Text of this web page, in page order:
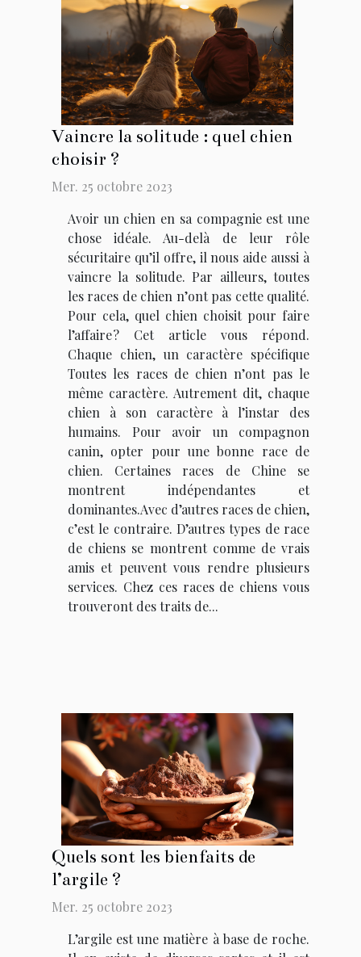
Vaincre la solitude : quel chien
choisir ?
Mer. 25 octobre 2023
Avoir un chien en sa compagnie est une
chose idéale. Au-delà de leur rôle
sécuritaire qu’il offre, il nous aide aussi à
vaincre la solitude. Par ailleurs, toutes
les races de chien n’ont pas cette qualité.
Pour cela, quel chien choisit pour faire
l’affaire ? Cet article vous répond.
Chaque chien, un caractère spécifique
Toutes les races de chien n’ont pas le
même caractère. Autrement dit, chaque
chien à son caractère à l’instar des
humains. Pour avoir un compagnon
canin, opter pour une bonne race de
chien. Certaines races de Chine se
montrent indépendantes et
dominantes.Avec d’autres races de chien,
c’est le contraire. D’autres types de race
de chiens se montrent comme de vrais
amis et peuvent vous rendre plusieurs
services. Chez ces races de chiens vous
trouveront des traits de...
Quels sont les bienfaits de
l’argile ?
Mer. 25 octobre 2023
L’argile est une matière à base de roche.